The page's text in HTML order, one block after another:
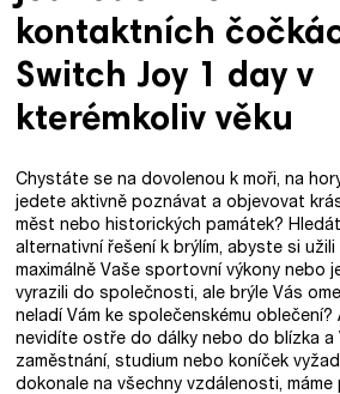
kontaktních
Switch Joy 1 day v
kterémkoliv věku
Chystáte se na dovolenou k moři, na
jedete aktivně poznávat a objevovat
měst nebo historických památek?
alternativní řešení k brýlím, abyste si užili
maximálně Vaše sportovní výkony nebo
vyrazili do společnosti, ale brýle Vás
neladí Vám ke společenskému oblečení?
nevidíte ostře do dálky nebo do blízka a
zaměstnání, studium nebo koníček
dokonale na všechny vzdálenosti, máme